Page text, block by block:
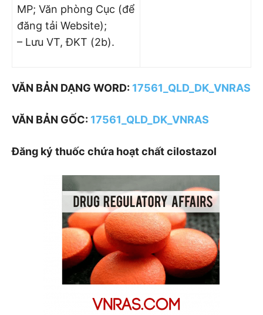
MP; Văn phòng Cục (để
đăng tải Website);
– Lưu VT, ĐKT (2b).
VĂN BẢN DẠNG WORD: 17561_QLD_DK_VNRAS
VĂN BẢN GỐC: 17561_QLD_DK_VNRAS
Đăng ký thuốc chứa hoạt chất cilostazol